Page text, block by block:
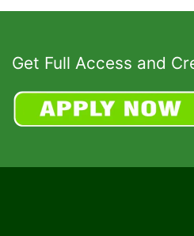
Get Full Access and